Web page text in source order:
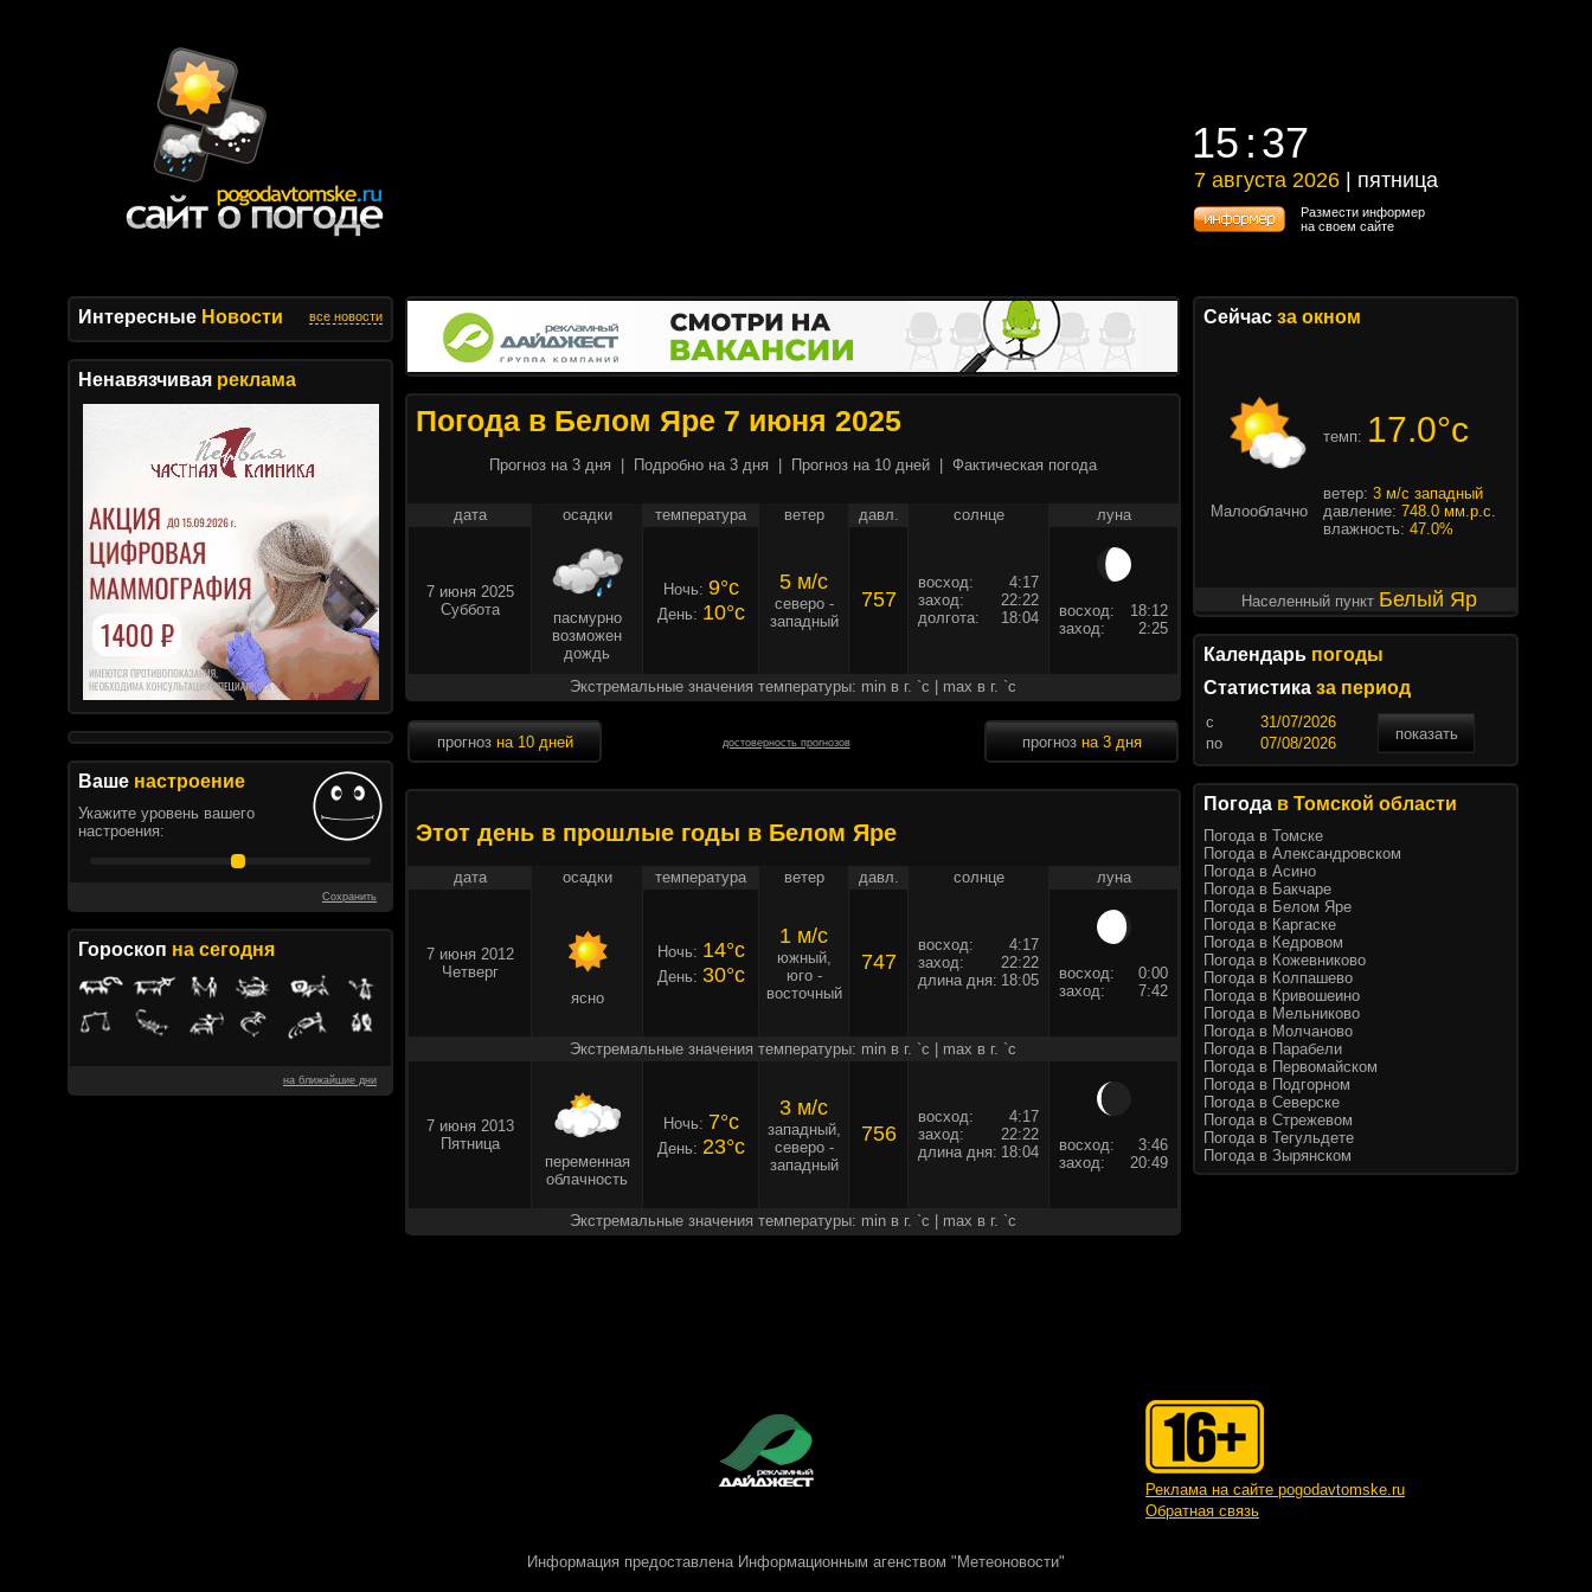
15 37
15 37
7 августа 2026 | пятница
7 августа 2026 | пятница
Размести информер
на своем сайте
Интересные Новости все новости
Ненавязчивая реклама
Ваше настроение
Укажите уровень вашего
настроения:
Сохранить
Гороскоп на сегодня
на ближайшие дни
Погода в Белом Яре 7 июня 2025
Прогноз на 3 дня Подробно на 3 дня Прогноз на 10 дней Фактическая погода
дата осадки температура ветер давл. солнце луна
7 июня 2025
Суббота
пасмурно
возможен
дождь
Ночь: 9°c
День: 10°c
5 м/c
северо -
западный
757
восход:
4:17
заход:
22:22
долгота:
18:04 восход:
18:12
заход:
2:25
Экстремальные значения температуры: min в г. `c | max в г. `c
прогноз на 10 дней достоверность прогнозов прогноз на 3 дня
Этот день в прошлые годы в Белом Яре
дата осадки температура ветер давл. солнце луна
7 июня 2012
Четверг
ясно
Ночь: 14°c
День: 30°c
1 м/c
южный,
юго -
восточный
747
восход:
4:17
заход:
22:22
длина дня: 18:05 восход:
0:00
заход:
7:42
Экстремальные значения температуры: min в г. `c | max в г. `c
7 июня 2013
Пятница
переменная
облачность
Ночь: 7°c
День: 23°c
3 м/c
западный,
северо -
западный
756
восход:
4:17
заход:
22:22
длина дня: 18:04 восход:
3:46
заход:
20:49
Экстремальные значения температуры: min в г. `c | max в г. `c
Сейчас за окном
темп: 17.0°c
Малооблачно
ветер: 3 м/с западный
давление: 748.0 мм.р.с.
влажность: 47.0%
Населенный пункт Белый Яр
Календарь погоды
Статистика за период
c
показать
по
Погода в Томской области
Погода в Томске
Погода в Александровском
Погода в Асино
Погода в Бакчаре
Погода в Белом Яре
Погода в Каргаске
Погода в Кедровом
Погода в Кожевниково
Погода в Колпашево
Погода в Кривошеино
Погода в Мельниково
Погода в Молчаново
Погода в Парабели
Погода в Первомайском
Погода в Подгорном
Погода в Северске
Погода в Стрежевом
Погода в Тегульдете
Погода в Зырянском
Реклама на сайте pogodavtomske.ru
Обратная связь
Информация предоставлена Информационным агенством "Метеоновости"